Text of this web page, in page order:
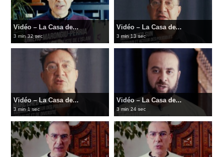
Vidéo – La Casa de...
3 min 32 sec
Vidéo – La Casa de...
3 min 13 sec
Vidéo – La Casa de...
3 min 1 sec
Vidéo – La Casa de...
3 min 24 sec